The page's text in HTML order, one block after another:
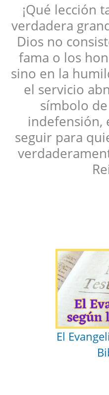
¡Qué lección
verdadera
Dios no
fama o los
sino en la
el servicio
símbolo
indefensión,
seguir para
El